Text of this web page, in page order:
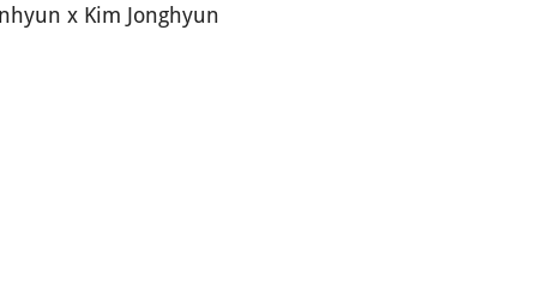
x Kim Jonghyun